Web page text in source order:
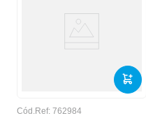
Cód.Ref: 762984